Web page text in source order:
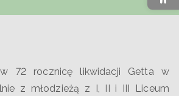
w 72 rocznicę likwidacji Getta w
z młodzieżą z I, II i III Liceum